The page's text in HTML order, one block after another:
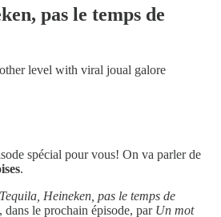
pas le temps de
level with viral joual galore
spécial pour vous! On va parler de
.
Tequila, Heineken, pas le temps de
dans le prochain épisode, par Un mot